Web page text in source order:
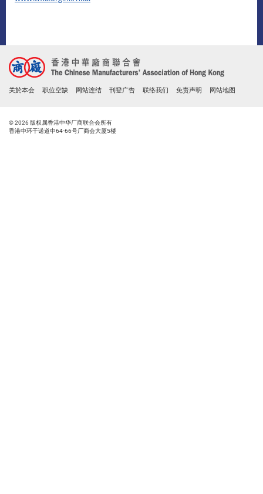
关於本会 职位空缺 网站连结 刊登广告 联络我们 免责声明 网站地图
© 2026 版权属香港中华厂商联合会所有
香港中环干诺道中64-66号厂商会大厦5楼